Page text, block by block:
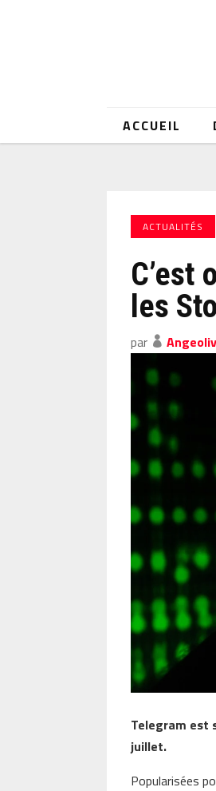
ACCUEIL
ACTUALITÉS
C’est
les
par
Telegram est
juillet.
Popularisées